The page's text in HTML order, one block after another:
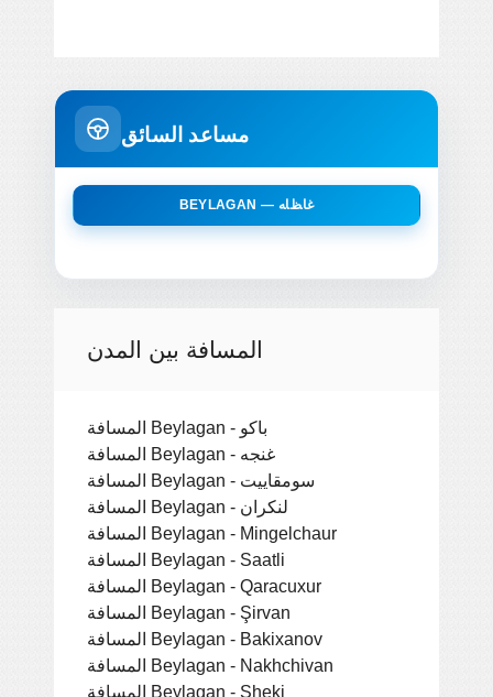
مساعد السائق
BEYLAGAN — ﻏﺎﻆﺎﻪ
المسافة بين المدن
المسافة Beylagan - باكو
المسافة Beylagan - غنجه
المسافة Beylagan - سومقاييت
المسافة Beylagan - لنكران
المسافة Beylagan - Mingelchaur
المسافة Beylagan - Saatli
المسافة Beylagan - Qaracuxur
المسافة Beylagan - Şirvan
المسافة Beylagan - Bakixanov
المسافة Beylagan - Nakhchivan
المسافة Beylagan - Sheki